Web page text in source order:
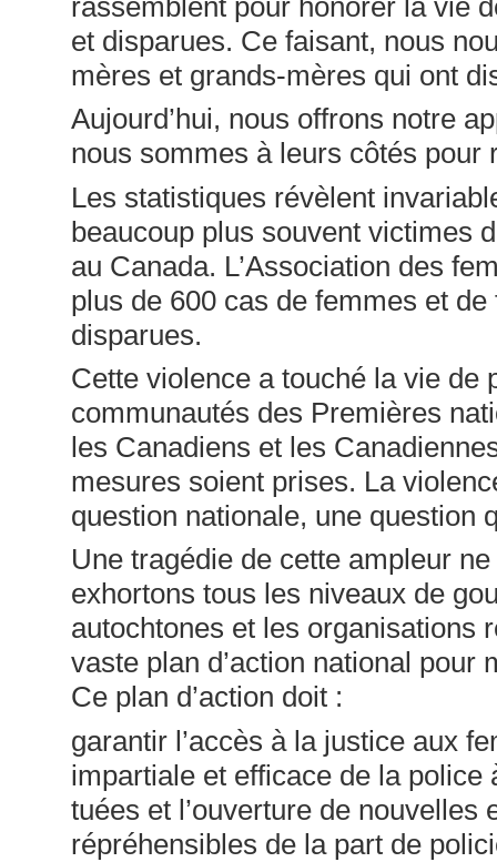
et disparues. Ce faisant, nous
mères et grands-mères qui ont
Aujourd’hui, nous offrons notre
nous sommes à leurs côtés pour
Les statistiques révèlent
beaucoup plus souvent victimes
au Canada. L’Association des
plus de 600 cas de femmes et
disparues.
Cette violence a touché la vie de
communautés des Premières
les Canadiens et les
mesures soient prises. La
question nationale, une question
Une tragédie de cette ampleur
exhortons tous les niveaux de
autochtones et les organisations
vaste plan d’action national
Ce plan d’action doit :
garantir l’accès à la justice aux
impartiale et efficace de la
tuées et l’ouverture de
répréhensibles de la part de